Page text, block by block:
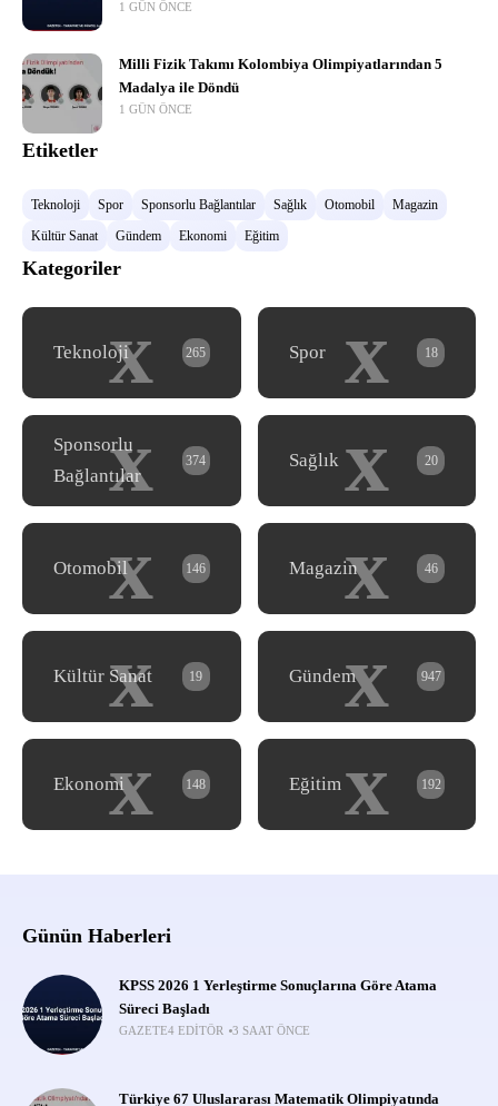
1 GÜN ÖNCE
Milli Fizik Takımı Kolombiya Olimpiyatlarından 5
Madalya ile Döndü
1 GÜN ÖNCE
Etiketler
Teknoloji Spor Sponsorlu Bağlantılar Sağlık Otomobil
Magazin
Kültür Sanat
Gündem Ekonomi Eğitim
Kategoriler
x
Teknoloji 265 x
Spor 18
x
Sponsorlu
Bağlantılar
374 x
Sağlık 20
x
Otomobil 146 x
Magazin 46
x
Kültür Sanat 19 x
Gündem 947
x
Ekonomi 148 x
Eğitim 192
Günün Haberleri
KPSS 2026 1 Yerleştirme Sonuçlarına Göre Atama
Süreci Başladı
GAZETE4 EDITÖR 3 SAAT ÖNCE
Türkiye 67 Uluslararası Matematik Olimpiyatında